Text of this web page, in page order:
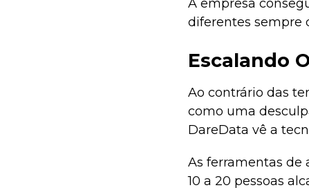
A empresa
diferentes sempre
Escalando
Ao contrário das
como uma
DareData vê a
As ferramentas de
10 a 20 pessoas